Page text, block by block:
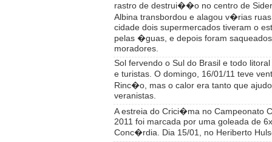
rastro de destrui��o no centro de
Albina transbordou e alagou v�rias
cidade dois supermercados tiveram o
pelas �guas, e depois foram
moradores.
Sol fervendo o Sul do Brasil e todo
e turistas. O domingo, 16/01/11 teve
Rinc�o, mas o calor era tanto que
veranistas.
A estreia do Crici�ma no Campeonato
2011 foi marcada por uma goleada de
Conc�rdia. Dia 15/01, no Heriberto